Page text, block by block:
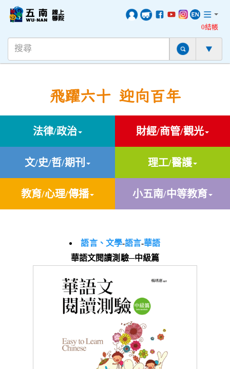
0結帳
飛躍六十 迎向百年
法律/政治 財經/商管/觀光
文/史/哲/期刊 理工/醫護
教育/心理/傳播 小五南/中等教育
語言、文學-語言-華語
華語文閱讀測驗─中級篇